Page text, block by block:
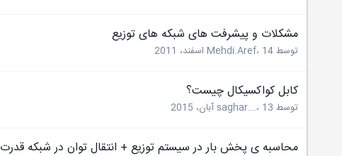
مشکلات و پیشرفت های شبکه های توزیع
توسط Mehdi.Aref، 14 اسفند، 2011
کابل کواکسیکال چیست؟
توسط saghar...، 13 آبان، 2015
محاسبه ی پخش بار در سیستم توزیع + انتقال توان در شبکه قدرت